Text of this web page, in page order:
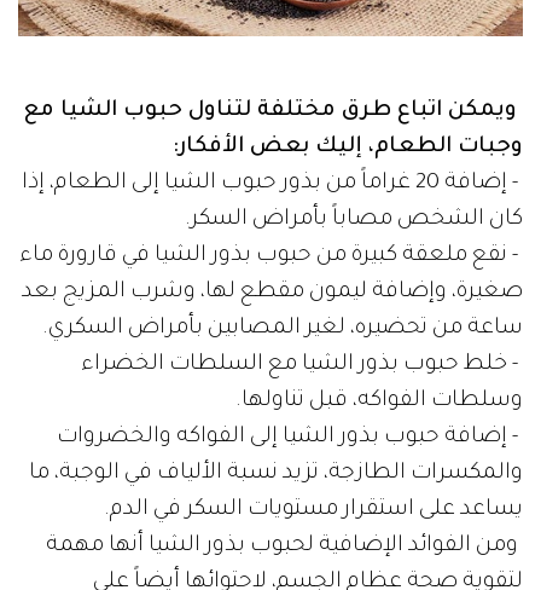
ويمكن اتباع طرق مختلفة لتناول حبوب الشيا مع
وجبات الطعام، إليك بعض الأفكار:
- إضافة 20 غراماً من بذور حبوب الشيا إلى الطعام، إذا
كان الشخص مصاباً بأمراض السكر.
- نقع ملعقة كبيرة من حبوب بذور الشيا في قارورة ماء
صغيرة، وإضافة ليمون مقطع لها، وشرب المزيج بعد
ساعة من تحضيره، لغير المصابين بأمراض السكري.
- خلط حبوب بذور الشيا مع السلطات الخضراء
وسلطات الفواكه، قبل تناولها.
- إضافة حبوب بذور الشيا إلى الفواكه والخضروات
والمكسرات الطازجة، تزيد نسبة الألياف في الوجبة، ما
يساعد على استقرار مستويات السكر في الدم.
ومن الفوائد الإضافية لحبوب بذور الشيا أنها مهمة
لتقوية صحة عظام الجسم، لاحتوائها أيضاً على